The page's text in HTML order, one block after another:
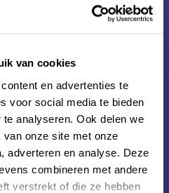
van cookies
en advertenties te
voor social media te bieden
analyseren. Ook delen we
onze site met onze
adverteren en analyse. Deze
combineren met andere
verstrekt of die ze hebben